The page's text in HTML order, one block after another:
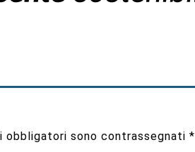
obbligatori sono contrassegnati*